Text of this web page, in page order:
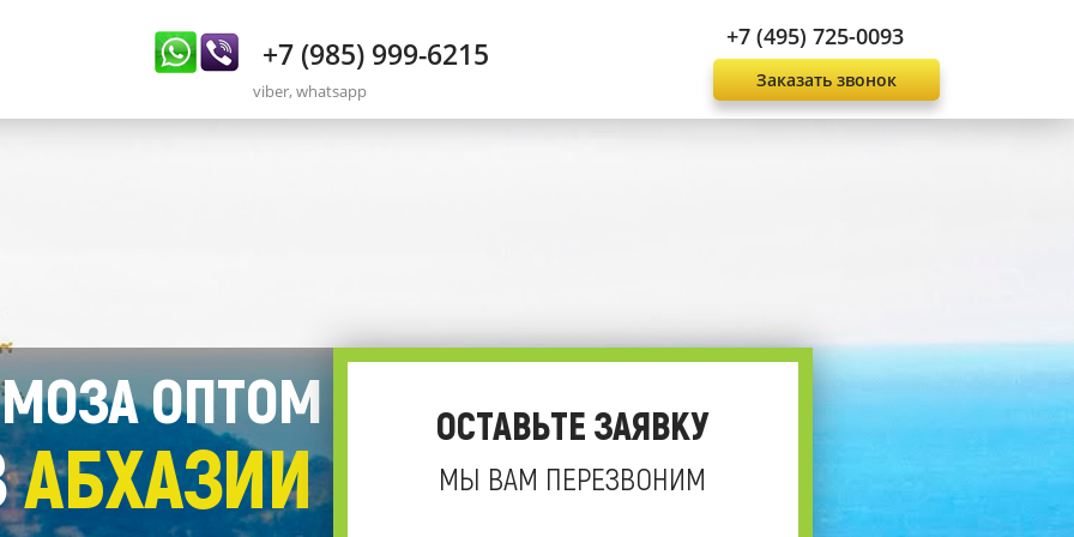
+7 (495) 725-0093
+7 (985) 999-6215
viber, whatsapp Заказать звонок
ОСТАВЬТЕ ЗАЯВКУ
МЫ ВАМ ПЕРЕЗВОНИМ
ОПТОМ
АБХАЗИИ